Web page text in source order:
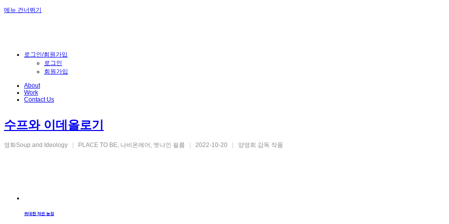
메뉴 건너뛰기
로그인/회원가입
로그인
회원가입
About
Work
Contact Us
수프와 이데올로기
영화Soup and Ideology PLACE TO BE, 나비온에어, 엣나인 필름 2022-10-20 양영희 감독 작품
위대한 작은 농장